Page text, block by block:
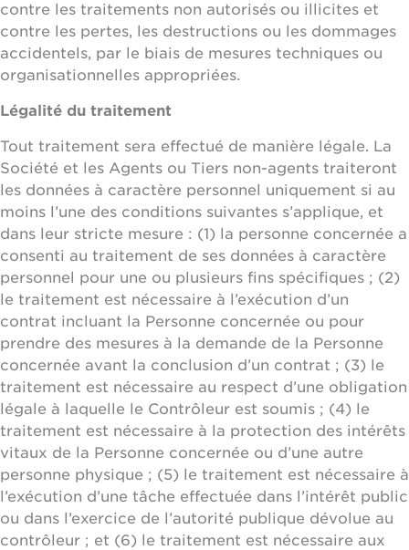
contre les traitements non autorisés ou illicites et
contre les pertes, les destructions ou les dommages
accidentels, par le biais de mesures techniques ou
organisationnelles appropriées.
Légalité du traitement
Tout traitement sera effectué de manière légale. La
Société et les Agents ou Tiers non-agents traiteront
les données à caractère personnel uniquement si au
moins l’une des conditions suivantes s’applique, et
dans leur stricte mesure : (1) la personne concernée a
consenti au traitement de ses données à caractère
personnel pour une ou plusieurs fins spécifiques ; (2)
le traitement est nécessaire à l’exécution d’un
contrat incluant la Personne concernée ou pour
prendre des mesures à la demande de la Personne
concernée avant la conclusion d’un contrat ; (3) le
traitement est nécessaire au respect d’une obligation
légale à laquelle le Contrôleur est soumis ; (4) le
traitement est nécessaire à la protection des intérêts
vitaux de la Personne concernée ou d’une autre
personne physique ; (5) le traitement est nécessaire à
l’exécution d’une tâche effectuée dans l’intérêt public
ou dans l’exercice de l’autorité publique dévolue au
contrôleur ; et (6) le traitement est nécessaire aux